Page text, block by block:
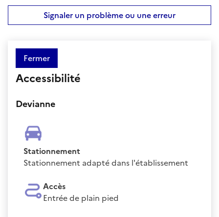
Signaler un problème ou une erreur
Fermer
Accessibilité
Devianne
Stationnement
Stationnement adapté dans l'établissement
Accès
Entrée de plain pied